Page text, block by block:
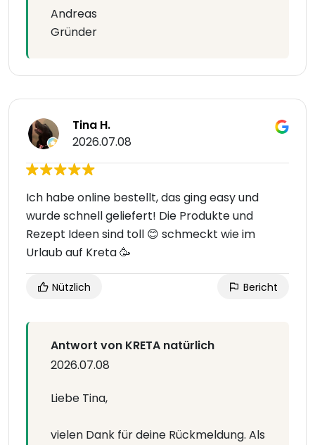
Andreas
Gründer
Tina H.
2026.07.08
Ich habe online bestellt, das ging easy und
wurde schnell geliefert! Die Produkte und
Rezept Ideen sind toll 😊 schmeckt wie im
Urlaub auf Kreta 🥳
Nützlich Bericht
Antwort von KRETA natürlich
2026.07.08
Liebe Tina,
vielen Dank für deine Rückmeldung. Als